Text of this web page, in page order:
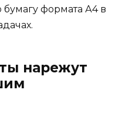
бумагу формата А4 в
нарежут